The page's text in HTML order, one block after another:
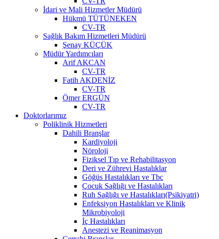
İdari ve Mali Hizmetler Müdürü
Hükmü TÜTÜNEKEN
CV-TR
Sağlık Bakım Hizmetleri Müdürü
Şenay KÜÇÜK
Müdür Yardımcıları
Arif AKCAN
CV-TR
Fatih AKDENİZ
CV-TR
Ömer ERGÜN
CV-TR
Doktorlarımız
Poliklinik Hizmetleri
Dahili Branşlar
Kardiyoloji
Nöroloji
Fiziksel Tıp ve Rehabilitasyon
Deri ve Zührevi Hastalıklar
Göğüs Hastalıkları ve Tbc
Çocuk Sağlığı ve Hastalıkları
Ruh Sağlığı ve Hastalıkları(Psikiyatri)
Enfeksiyon Hastalıkları ve Klinik
Mikrobiyoloji
İç Hastalıkları
Anestezi ve Reanimasyon